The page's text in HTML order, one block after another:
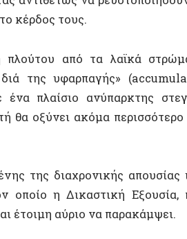
ακόμα περισσότερο την ήδη
διαχρονικής απουσίας ισχυρών
η Δικαστική Εξουσία, που δεν
αύριο να παρακάμψει.
funds σε αστείες τιμές, περίπου
την ίδια επίπτωση στους
«ηθικό κίνδυνο» που θα βλάψει